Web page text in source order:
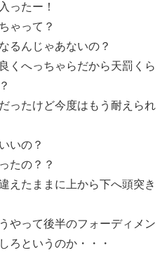
ったー！
ゃって？
るんじゃあないの？
くへっちゃらだから天罰くら
ったけど今度はもう耐えられ
いの？
たの？？
えたままに上から下へ頭突き
やって後半のフォーディメン
ろというのか・・・